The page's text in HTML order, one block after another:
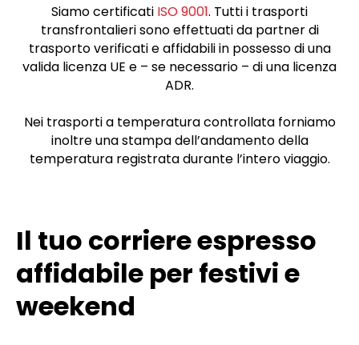
Siamo certificati ISO 9001. Tutti i trasporti
transfrontalieri sono effettuati da partner di
trasporto verificati e affidabili in possesso di una
valida licenza UE e – se necessario – di una licenza
ADR.
Nei trasporti a temperatura controllata forniamo
inoltre una stampa dell’andamento della
temperatura registrata durante l’intero viaggio.
Il tuo corriere espresso
affidabile per festivi e
weekend